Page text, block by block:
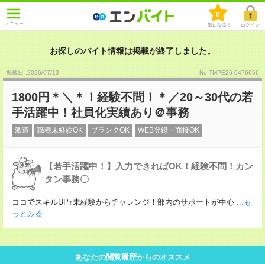
メニュー
0
気になる！ ログイン
お探しのバイト情報は掲載が終了しました。
掲載日 :2026/07/13 No.TMPE26-0476656
1800円＊＼＊！経験不問！＊／20～30代の若
手活躍中！社員化実績あり＠事務
派遣 職種未経験OK ブランクOK WEB登録・面接OK
【若手活躍中！】入力できればOK！経験不問！カン
タン事務〇
ココでスキルUP↑未経験からチャレンジ！部内のサポートが中心 ...も
っとみる
あなたの閲覧履歴からのオススメ